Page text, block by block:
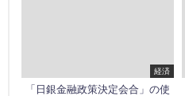
経済
「日銀金融政策決定会合」の使